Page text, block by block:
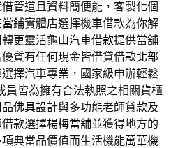
管道且資料簡便能，客製化個
鋪實體店選擇機車借款為你解
更靈活龜山汽車借款提供當舖
質有任何現金皆借貸借款北部
擇汽車專業，國家級申辦輕鬆
員皆為擁有合法執照之相關貨櫃
佛具設計與多功能老師貸款及
款選擇楊梅當舖並獲得地方的
典當品價值而生活機能萬華機